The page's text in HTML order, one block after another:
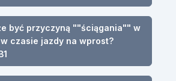
być przyczyną ""ściągania"" w
czasie jazdy na wprost?